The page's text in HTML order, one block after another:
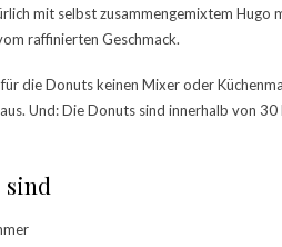
mit selbst zusammengemixtem Hugo
raffinierten Geschmack.
die Donuts keinen Mixer oder
Und: Die Donuts sind innerhalb von